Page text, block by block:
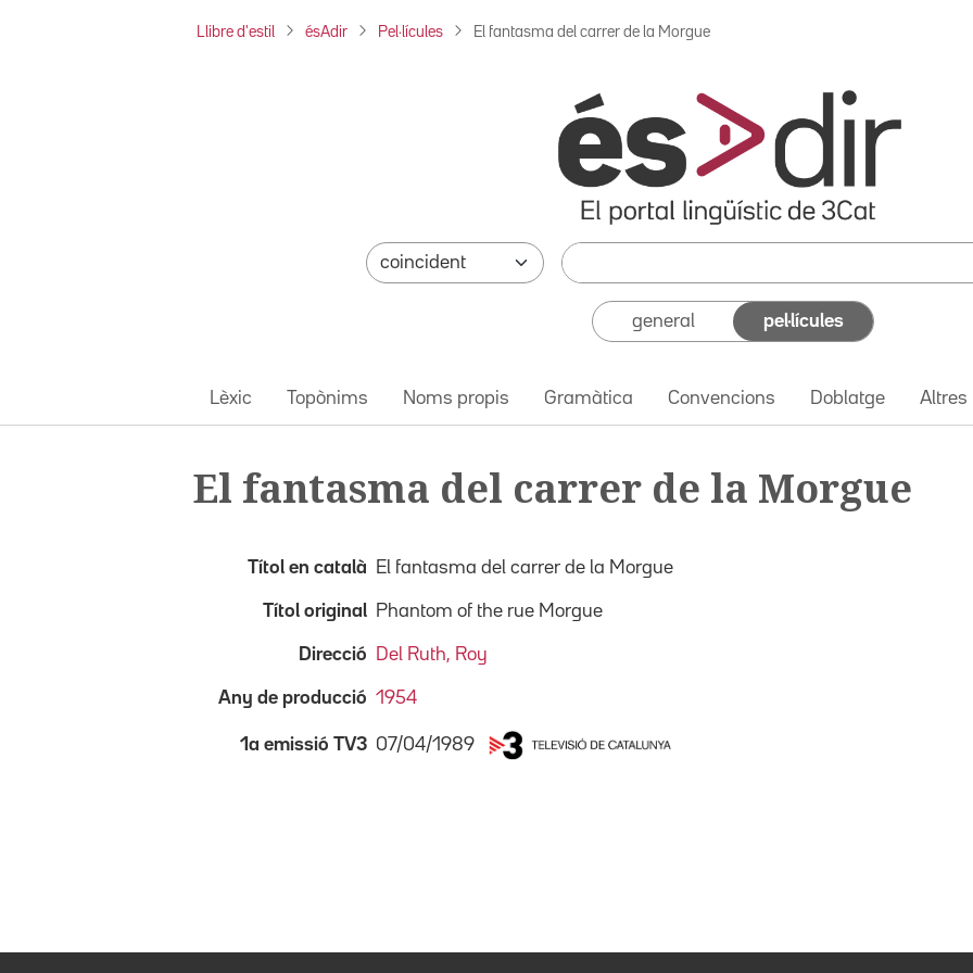
Llibre d'estil ésAdir Pel·lícules El fantasma del carrer de la Morgue
general pel·lícules
Lèxic Topònims Noms propis Gramàtica Convencions Doblatge Altres
El fantasma del carrer de la Morgue
Títol en català El fantasma del carrer de la Morgue
Títol original Phantom of the rue Morgue
Direcció Del Ruth, Roy
Any de producció 1954
1a emissió TV3 07/04/1989